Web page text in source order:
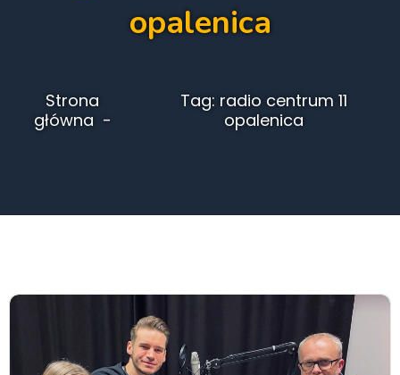
opalenica
Strona
główna
Tag: radio centrum 11
opalenica